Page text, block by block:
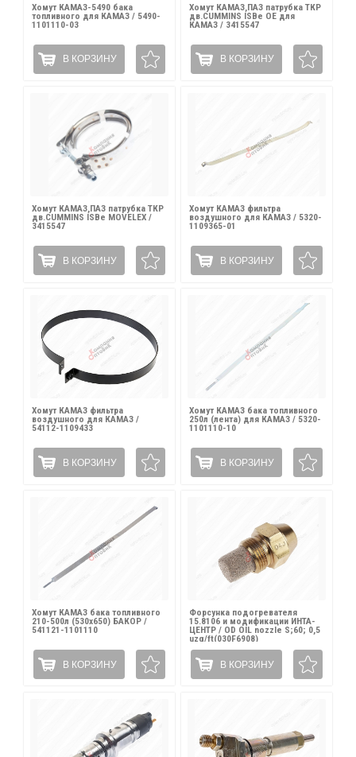
Хомут КАМАЗ-5490 бака
топливного для КАМАЗ / 5490-
1101110-03
В КОРЗИНУ
Хомут КАМАЗ,ПАЗ патрубка ТКР
дв.CUMMINS ISBe OE для
КАМАЗ / 3415547
В КОРЗИНУ
Хомут КАМАЗ,ПАЗ патрубка ТКР
дв.CUMMINS ISBe MOVELEX /
3415547
В КОРЗИНУ
Хомут КАМАЗ фильтра
воздушного для КАМАЗ / 5320-
1109365-01
В КОРЗИНУ
Хомут КАМАЗ фильтра
воздушного для КАМАЗ /
54112-1109433
В КОРЗИНУ
Хомут КАМАЗ бака топливного
250л (лента) для КАМАЗ / 5320-
1101110-10
В КОРЗИНУ
Хомут КАМАЗ бака топливного
210-500л (530х650) БАКОР /
541121-1101110
В КОРЗИНУ
Форсунка подогревателя
15.8106 и модификации ИНТА-
ЦЕНТР / OD OIL nozzle S;60; 0,5
uzg/ft(030F6908)
В КОРЗИНУ